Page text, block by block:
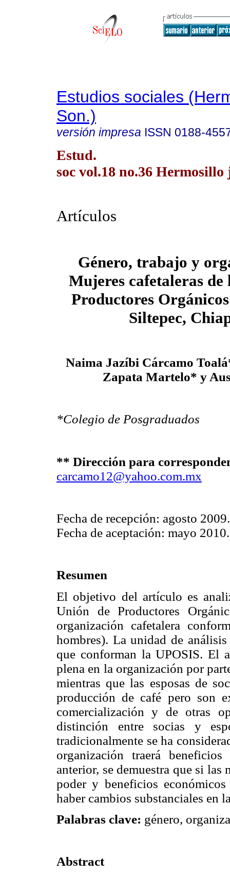
Estudios sociales
Son.)
versión impresa ISSN 0188-
Estud.
soc vol.18 no.36
Artículos
Género, trabajo y
Mujeres cafetaleras de
Productores
Siltepec,
Naima Jazíbi Cárcamo
Zapata Martelo* y
*Colegio de Posgraduados
** Dirección para
carcamo12@yahoo.com.mx
Fecha de recepción: agosto 2009.
Fecha de aceptación: mayo 2010.
Resumen
El objetivo del artículo es
Unión de Productores
organización cafetalera
hombres). La unidad de
que conforman la UPOSIS. El
plena en la organización por
mientras que las esposas de
producción de café pero son
comercialización y de otras
distinción entre socias y
tradicionalmente se ha
organización traerá
anterior, se demuestra que si las
poder y beneficios
haber cambios substanciales en
Palabras clave: género,
Abstract